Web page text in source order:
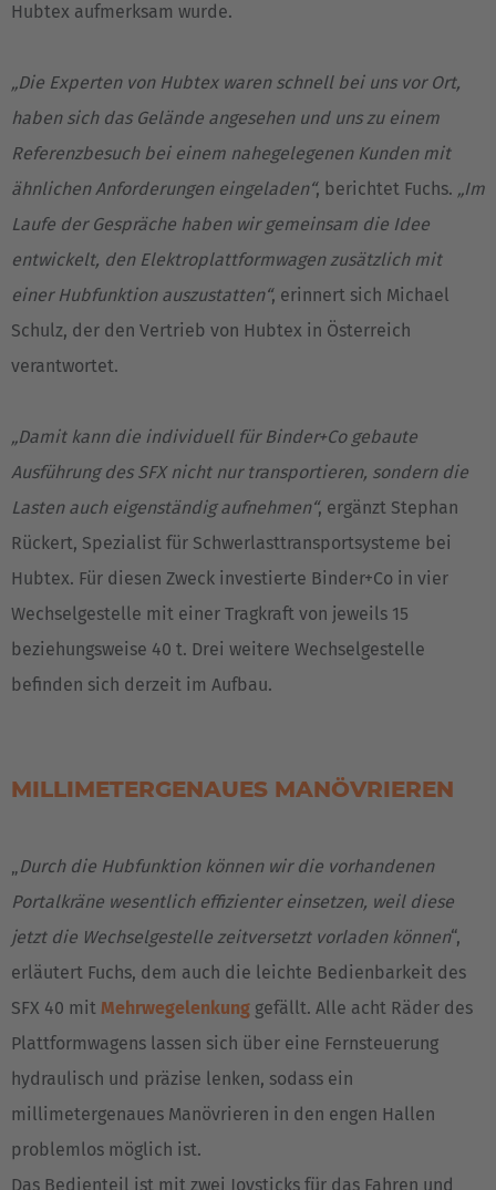
EUROPE
Belgium
Nederlands
Français Deutsch
Hubtex aufmerksam wurde.
„Die Experten von Hubtex waren schnell bei uns vor Ort,
haben sich das Gelände angesehen und uns zu einem
Referenzbesuch bei einem nahegelegenen Kunden mit
ähnlichen Anforderungen eingeladen“, berichtet Fuchs. „Im
Laufe der Gespräche haben wir gemeinsam die Idee
entwickelt, den Elektroplattformwagen zusätzlich mit
einer Hubfunktion auszustatten“, erinnert sich Michael
Schulz, der den Vertrieb von Hubtex in Österreich
verantwortet.
„Damit kann die individuell für Binder+Co gebaute
Ausführung des SFX nicht nur transportieren, sondern die
Lasten auch eigenständig aufnehmen“, ergänzt Stephan
Rückert, Spezialist für Schwerlasttransportsysteme bei
Hubtex. Für diesen Zweck investierte Binder+Co in vier
Wechselgestelle mit einer Tragkraft von jeweils 15
beziehungsweise 40 t. Drei weitere Wechselgestelle
befinden sich derzeit im Aufbau.
MILLIMETERGENAUES MANÖVRIEREN
„Durch die Hubfunktion können wir die vorhandenen
Portalkräne wesentlich effizienter einsetzen, weil diese
jetzt die Wechselgestelle zeitversetzt vorladen können“,
erläutert Fuchs, dem auch die leichte Bedienbarkeit des
SFX 40 mit Mehrwegelenkung gefällt. Alle acht Räder des
Plattformwagens lassen sich über eine Fernsteuerung
hydraulisch und präzise lenken, sodass ein
millimetergenaues Manövrieren in den engen Hallen
problemlos möglich ist.
Das Bedienteil ist mit zwei Joysticks für das Fahren und